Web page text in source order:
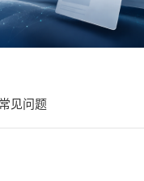
常见问题